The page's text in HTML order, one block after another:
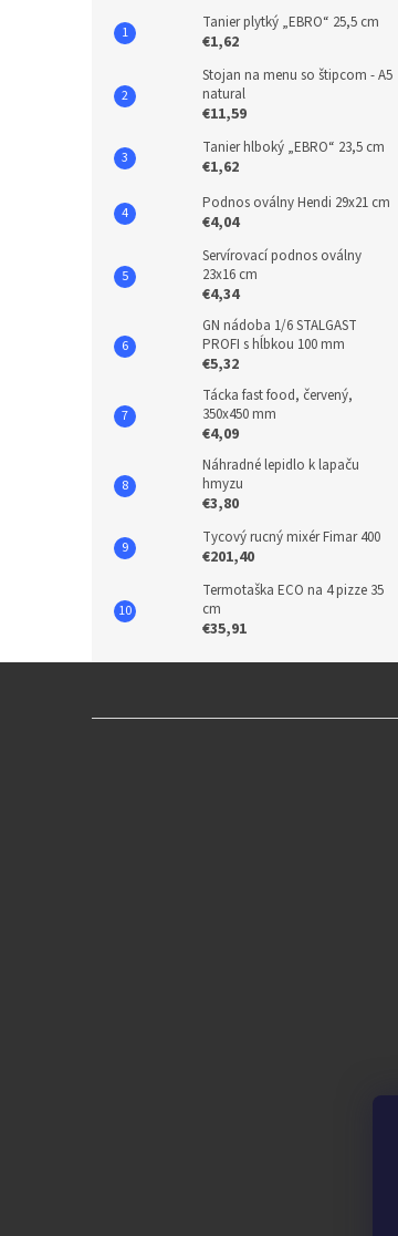
Tanier plytký „EBRO“ 25,5 cm
€1,62
Stojan na menu so štipcom - A5
natural
€11,59
Tanier hlboký „EBRO“ 23,5 cm
€1,62
Podnos oválny Hendi 29x21 cm
€4,04
Servírovací podnos oválny
23x16 cm
€4,34
GN nádoba 1/6 STALGAST
PROFI s hĺbkou 100 mm
€5,32
Tácka fast food, červený,
350x450 mm
€4,09
Náhradné lepidlo k lapaču
hmyzu
€3,80
Tycový rucný mixér Fimar 400
€201,40
Termotaška ECO na 4 pizze 35
cm
€35,91